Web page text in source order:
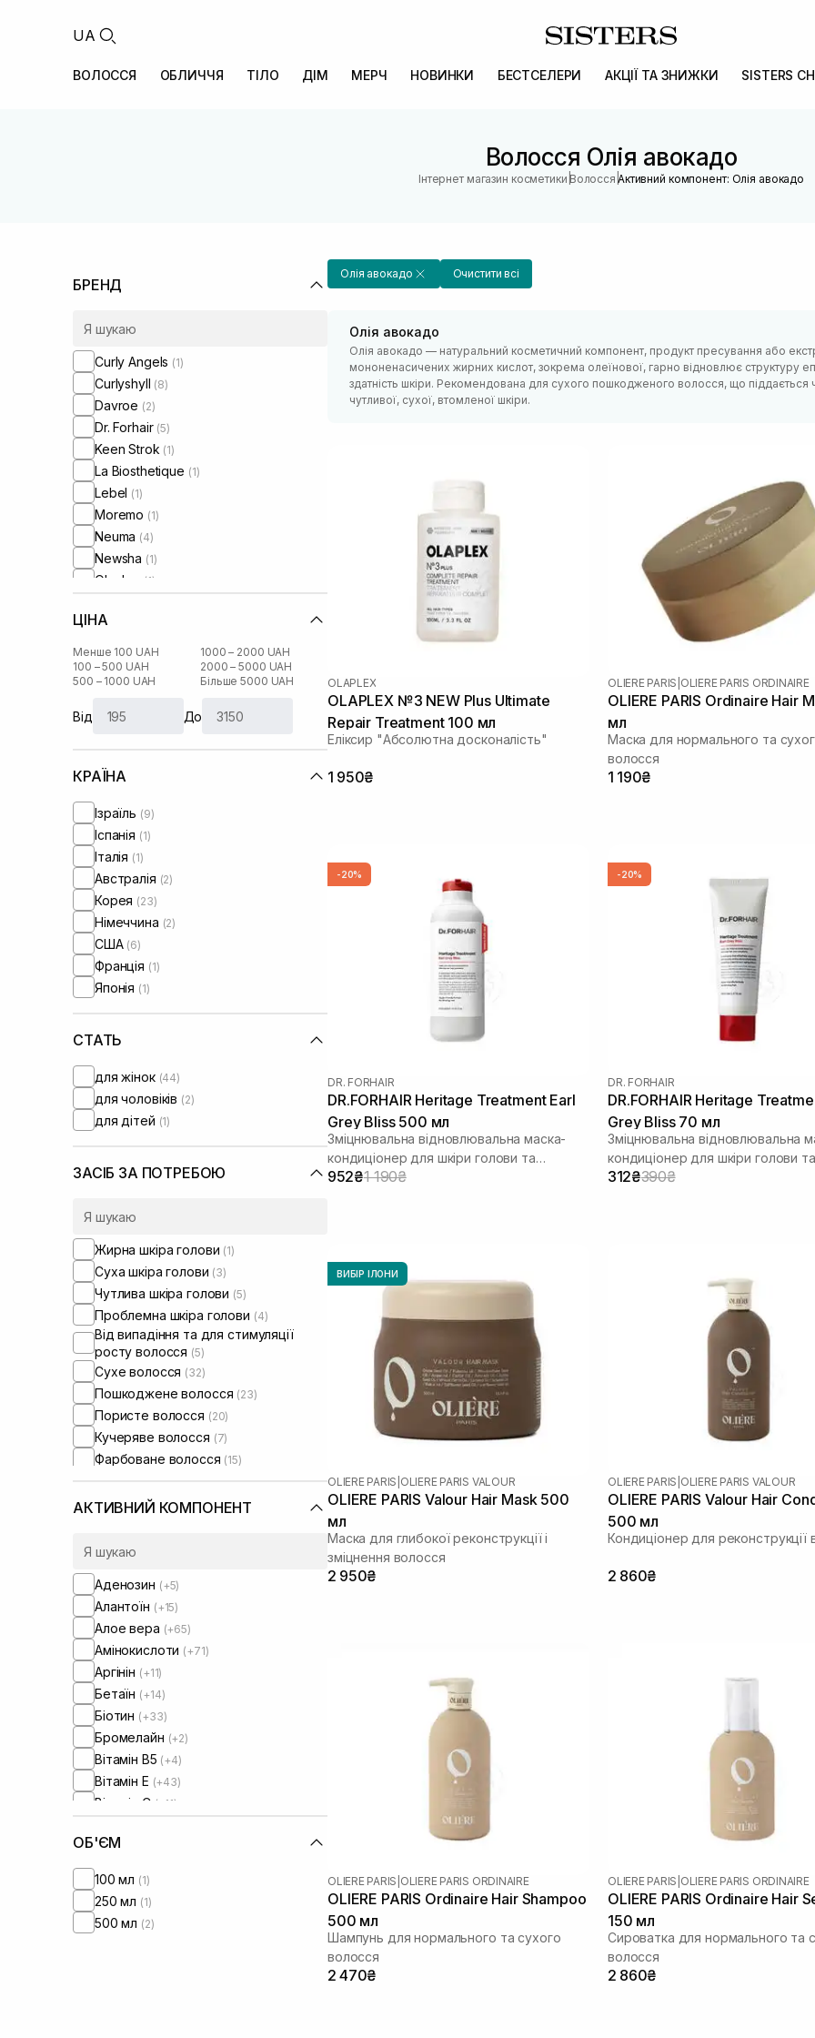
UA
ВОЛОССЯ ОБЛИЧЧЯ ТІЛО ДІМ МЕРЧ НОВИНКИ БЕСТСЕЛЕРИ АКЦІЇ ТА ЗНИЖКИ SISTERS
Волосся Олія авокадо
Інтернет магазин косметики |Волосся |Активний компонент: Олія авокадо
БРЕНД
Curly Angels (1)
Curlyshyll (8)
Davroe (2)
Dr. Forhair (5)
Keen Strok (1)
La Biosthetique (1)
Lebel (1)
Moremo (1)
Neuma (4)
Newsha (1)
Olaplex (1)
Oribe
Orising (1)
Rated Green
ЦІНА
Менше 100 UAH
100 – 500 UAH
500 – 1000 UAH
1000 – 2000 UAH
2000 – 5000 UAH
Більше 5000 UAH
Від До
КРАЇНА
Ізраїль (9)
Іспанія (1)
Італія (1)
Австралія (2)
Корея (23)
Німеччина (2)
США (6)
Франція (1)
Японія (1)
СТАТЬ
для жінок (44)
для чоловіків (2)
для дітей (1)
ЗАСІБ ЗА ПОТРЕБОЮ
Жирна шкіра голови (1)
Суха шкіра голови (3)
Чутлива шкіра голови (5)
Проблемна шкіра голови (4)
Від випадіння та для стимуляції
росту волосся (5)
Сухе волосся (32)
Пошкоджене волосся (23)
Пористе волосся (20)
Кучеряве волосся (7)
Фарбоване волосся (15)
Тонке волосся(21)
Ламке волосся(11)
Для розгладження волосся
Зволожуюча маска для волосся
АКТИВНИЙ КОМПОНЕНТ
Аденозин (+5)
Алантоїн (+15)
Алое вера (+65)
Амінокислоти (+71)
Аргінін (+11)
Бетаїн (+14)
Біотин (+33)
Бромелайн (+2)
Вітамін B5 (+4)
Вітамін Е (+43)
Вітамін C (+11)
Гвайазулен
Гідролізований колаген
Гідролізований кератин
Гідролізований шовк
ОБ'ЄМ
100 мл (1)
250 мл (1)
500 мл (2)
Олія авокадо Очистити всі
Олія авокадо
Олія авокадо — натуральний косметичний компонент, продукт пресування або
мононенасичених жирних кислот, зокрема олеїнової, гарно відновлює структуру
здатність шкіри. Рекомендована для сухого пошкодженого волосся, що
чутливої, сухої, втомленої шкіри.
OLAPLEX
OLAPLEX №3 NEW Plus Ultimate
Repair Treatment 100 мл
Еліксир "Абсолютна досконалість"
1 950₴
OLIERE PARIS OLIERE PARIS ORDINAIRE
OLIERE PARIS Ordinaire Hair
мл
Маска для нормального та
волосся
1 190₴
-20%
DR. FORHAIR
DR.FORHAIR Heritage Treatment Earl
Grey Bliss 500 мл
Зміцнювальна відновлювальна маска-
кондиціонер для шкіри голови та
волосся
952₴1 190₴
-20%
DR. FORHAIR
DR.FORHAIR Heritage
Grey Bliss 70 мл
Зміцнювальна відновлювальна
кондиціонер для шкіри голови та
волосся
312₴390₴
ВИБІР ІЛОНИ
OLIERE PARIS OLIERE PARIS VALOUR
OLIERE PARIS Valour Hair Mask 500
мл
Маска для глибокої реконструкції і
зміцнення волосся
2 950₴
OLIERE PARIS OLIERE PARIS VALOUR
OLIERE PARIS Valour Hair
500 мл
Кондиціонер для реконструкції
2 860₴
OLIERE PARIS OLIERE PARIS ORDINAIRE
OLIERE PARIS Ordinaire Hair Shampoo
500 мл
Шампунь для нормального та сухого
волосся
2 470₴
OLIERE PARIS OLIERE PARIS ORDINAIRE
OLIERE PARIS Ordinaire Hair
150 мл
Сироватка для нормального та
волосся
2 860₴